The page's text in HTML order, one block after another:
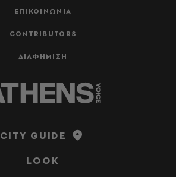
ΕΠΙΚΟΙΝΩΝΙΑ
CONTRIBUTORS
ΔΙΑΦΗΜΙΣΗ
CITY GUIDE
LOOK